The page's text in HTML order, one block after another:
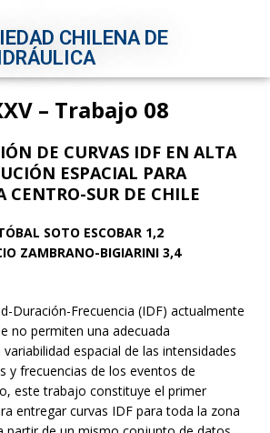
CHILENA DE
– Trabajo 08
DE CURVAS IDF EN ALTA
ESPACIAL PARA
CENTRO-SUR DE CHILE
SOTO ESCOBAR 1,2
ZAMBRANO-BIGIARINI 3,4
Duración-Frecuencia (IDF) actualmente
no permiten una adecuada
espacial de las intensidades
y frecuencias de los eventos de
este trabajo constituye el primer
entregar curvas IDF para toda la zona